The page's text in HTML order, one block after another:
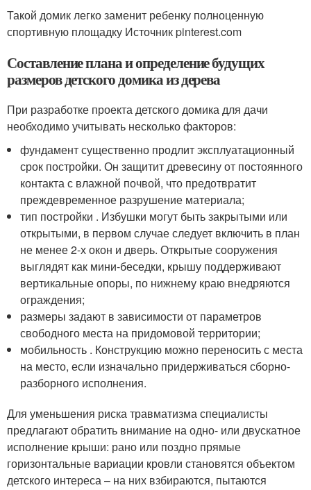
Такой домик легко заменит ребенку полноценную
спортивную площадку Источник pinterest.com
Составление плана и определение будущих
размеров детского домика из дерева
При разработке проекта детского домика для дачи
необходимо учитывать несколько факторов:
фундамент существенно продлит эксплуатационный
срок постройки. Он защитит древесину от постоянного
контакта с влажной почвой, что предотвратит
преждевременное разрушение материала;
тип постройки . Избушки могут быть закрытыми или
открытыми, в первом случае следует включить в план
не менее 2-х окон и дверь. Открытые сооружения
выглядят как мини-беседки, крышу поддерживают
вертикальные опоры, по нижнему краю внедряются
ограждения;
размеры задают в зависимости от параметров
свободного места на придомовой территории;
мобильность . Конструкцию можно переносить с места
на место, если изначально придерживаться сборно-
разборного исполнения.
Для уменьшения риска травматизма специалисты
предлагают обратить внимание на одно- или двускатное
исполнение крыши: рано или поздно прямые
горизонтальные вариации кровли становятся объектом
детского интереса – на них взбираются, пытаются